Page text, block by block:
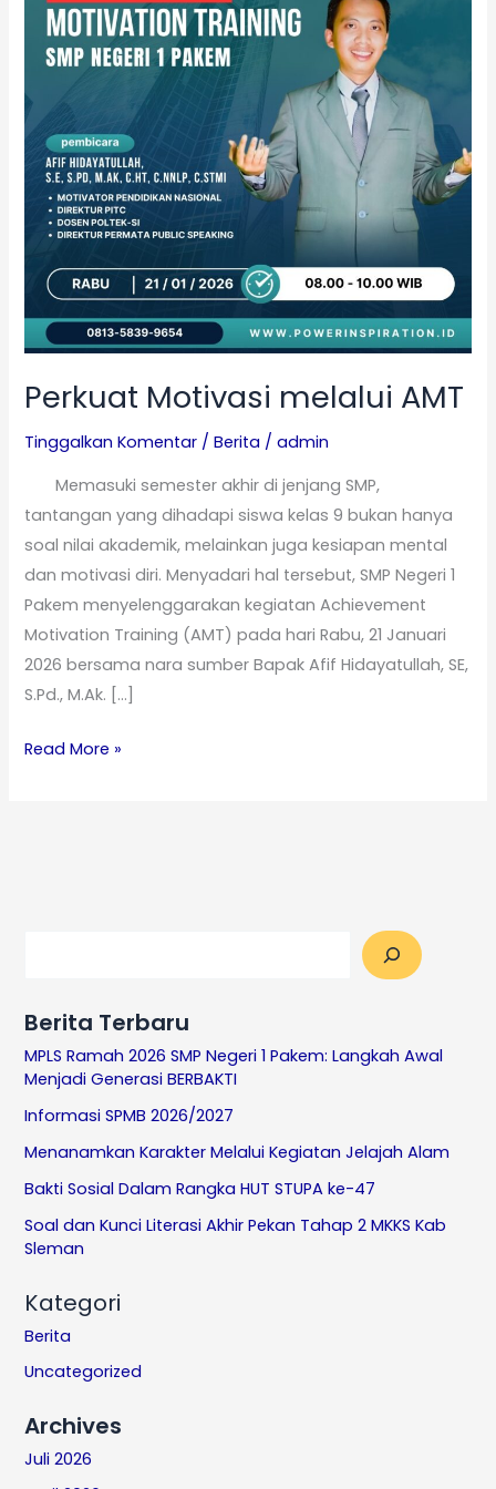
Perkuat Motivasi melalui AMT
Tinggalkan Komentar /Berita /admin
Memasuki semester akhir di jenjang SMP,
tantangan yang dihadapi siswa kelas 9 bukan hanya
soal nilai akademik, melainkan juga kesiapan mental
dan motivasi diri. Menyadari hal tersebut, SMP Negeri 1
Pakem menyelenggarakan kegiatan Achievement
Motivation Training (AMT) pada hari Rabu, 21 Januari
2026 bersama nara sumber Bapak Afif Hidayatullah, SE,
S.Pd., M.Ak. […]
Read More »
Berita Terbaru
MPLS Ramah 2026 SMP Negeri 1 Pakem: Langkah Awal
Menjadi Generasi BERBAKTI
Informasi SPMB 2026/2027
Menanamkan Karakter Melalui Kegiatan Jelajah Alam
Bakti Sosial Dalam Rangka HUT STUPA ke-47
Soal dan Kunci Literasi Akhir Pekan Tahap 2 MKKS Kab
Sleman
Kategori
Berita
Uncategorized
Archives
Juli 2026